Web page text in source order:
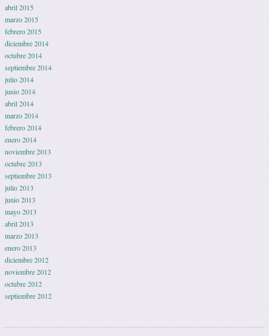
abril 2015
marzo 2015
febrero 2015
diciembre 2014
octubre 2014
septiembre 2014
julio 2014
junio 2014
abril 2014
marzo 2014
febrero 2014
enero 2014
noviembre 2013
octubre 2013
septiembre 2013
julio 2013
junio 2013
mayo 2013
abril 2013
marzo 2013
enero 2013
diciembre 2012
noviembre 2012
octubre 2012
septiembre 2012